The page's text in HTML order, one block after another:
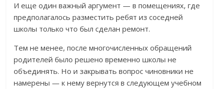
И еще один важный аргумент — в помещениях, где
предполагалось разместить ребят из соседней
школы только что был сделан ремонт.
Тем не менее, после многочисленных обращений
родителей было решено временно школы не
объединять. Но и закрывать вопрос чиновники не
намерены — к нему вернутся в следующем учебном